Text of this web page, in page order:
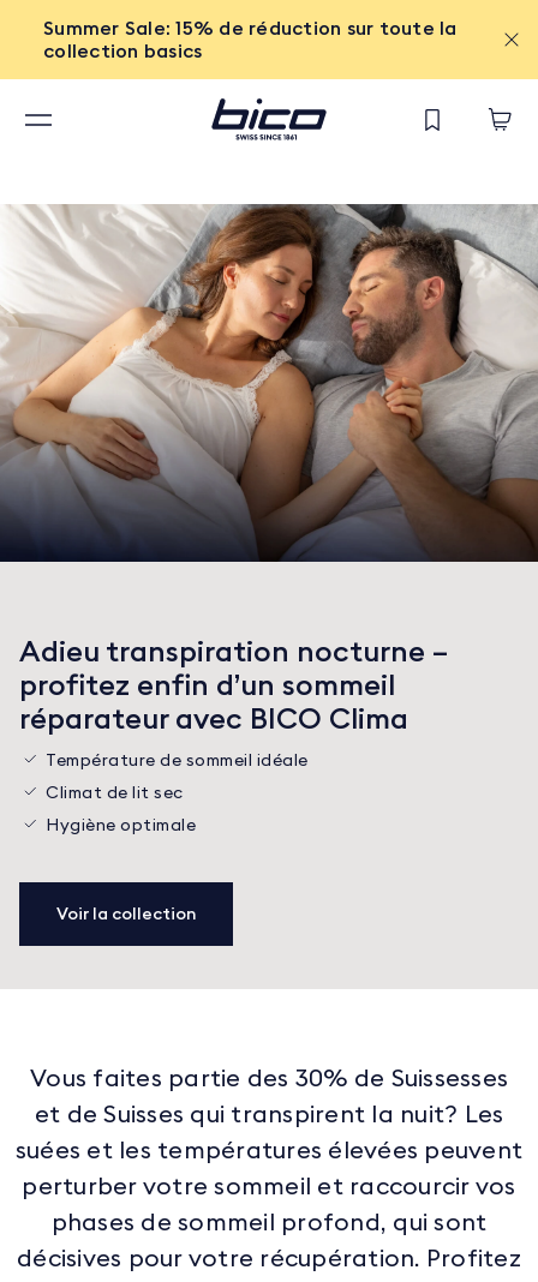
Summer Sale: 15% de réduction sur toute la
collection basics
Adieu transpiration nocturne –
profitez enfin d’un sommeil
réparateur avec BICO Clima
Température de sommeil idéale
Climat de lit sec
Hygiène optimale
Voir la collection
Vous faites partie des 30% de Suissesses
et de Suisses qui transpirent la nuit? Les
suées et les températures élevées peuvent
perturber votre sommeil et raccourcir vos
phases de sommeil profond, qui sont
décisives pour votre récupération. Profitez